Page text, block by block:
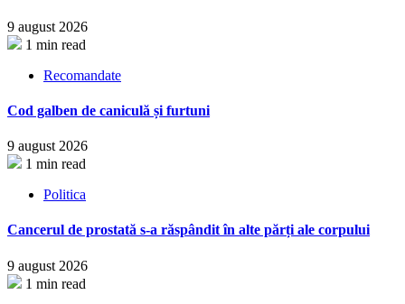
9 august 2026
1 min read
Recomandate
Cod galben de caniculă și furtuni
9 august 2026
1 min read
Politica
Cancerul de prostată s-a răspândit în alte părți ale corpului
9 august 2026
1 min read